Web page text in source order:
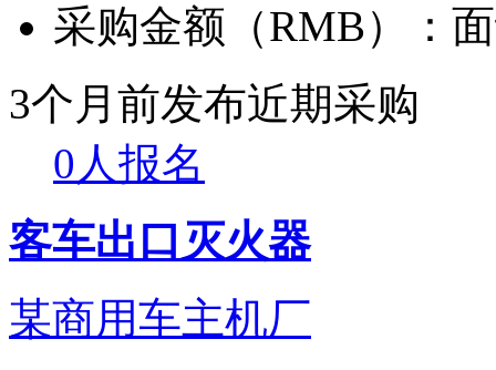
采购金额（RMB）：
3个月前发布近期采购
0人报名
客车出口灭火器
某商用车主机厂